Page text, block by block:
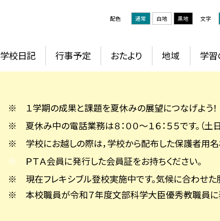
配色 通常 白地 黒地 文字
学校日記 行事予定 おたより 地域 学習
※ １学期の成果と課題を夏休みの展望につなげよう！
※ 夏休み中の電話業務は８：００～１６：５５です。（土
※ 学校にお越しの際は，学校から配布した保護者用名
※
ＰＴＡ会員に発行した会員証をお持ちください。
※ 現在フレキシブル登校実施中です。気候に合わせた
※ 本校職員が令和７年度文部科学大臣優秀教職員に